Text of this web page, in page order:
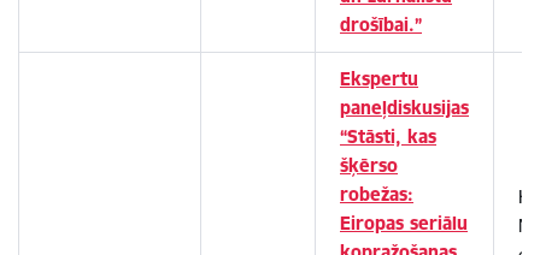
drošībai.”
Ekspertu
paneļdiskusijas
“Stāsti, kas
šķērso
robežas:
Eiropas seriālu